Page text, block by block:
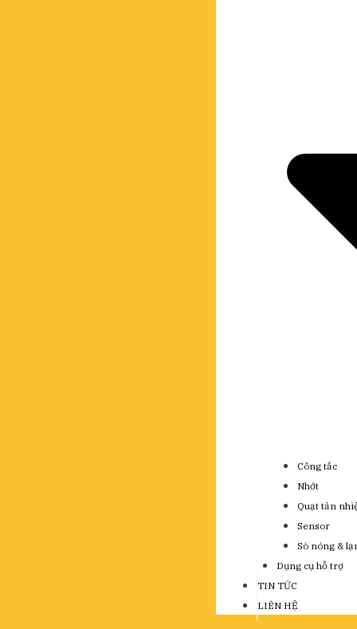
Công tắc
Nhớt
Quạt tản
Sensor
Sò nóng &
Dụng cụ hỗ trợ
TIN TỨC
LIÊN HỆ